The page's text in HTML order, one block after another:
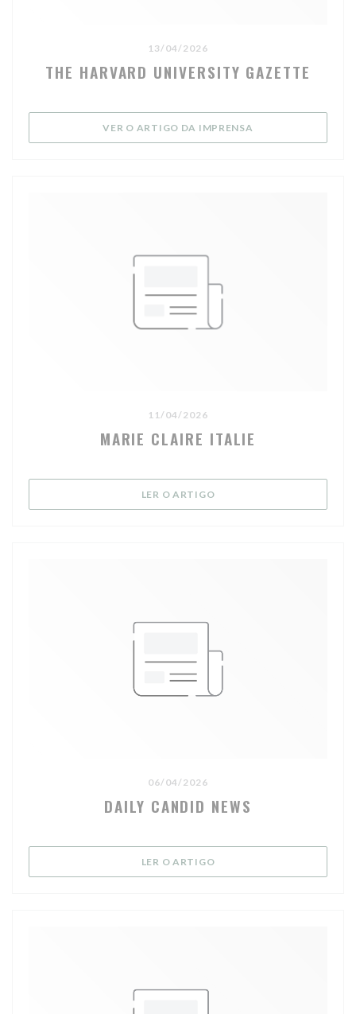
13/04/2026
THE HARVARD UNIVERSITY GAZETTE
VER O ARTIGO DA IMPRENSA
11/04/2026
MARIE CLAIRE ITALIE
LER O ARTIGO((ABRE NUMA NOVA
06/04/2026
DAILY CANDID NEWS
LER O ARTIGO((ABRE NUMA NOVA